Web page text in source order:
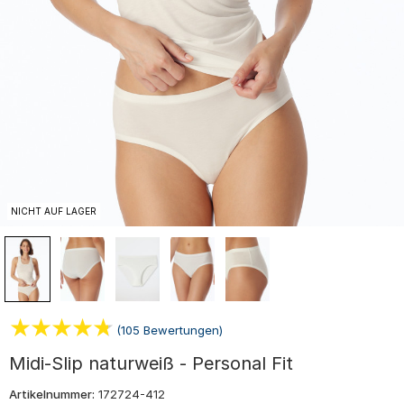
NICHT AUF LAGER
(105 Bewertungen)
Midi-Slip naturweiß - Personal Fit
Artikelnummer: 172724-412